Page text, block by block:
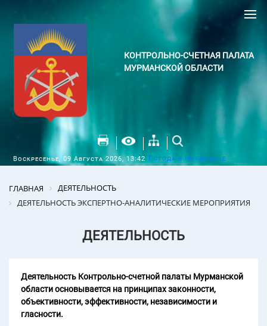
КОНТРОЛЬНО-СЧЕТНАЯ ПАЛАТА
МУРМАНСКОЙ ОБЛАСТИ
Воскресенье, 09 Августа 2026, 13:42 Погода в Мурманске
ГЛАВНАЯ
ДЕЯТЕЛЬНОСТЬ
ДЕЯТЕЛЬНОСТЬ ЭКСПЕРТНО-АНАЛИТИЧЕСКИЕ МЕРОПРИЯТИЯ
ДЕЯТЕЛЬНОСТЬ
Деятельность Контрольно-счетной палаты Мурманской
области основывается на принципах законности,
объективности, эффективности, независимости и
гласности.